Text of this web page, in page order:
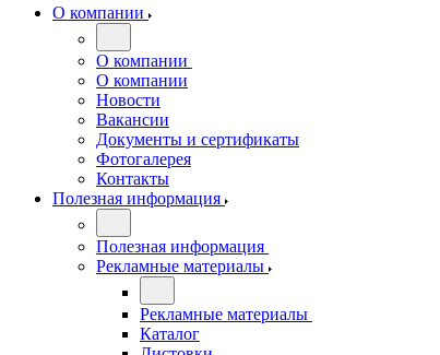
О компании
О компании
О компании
Новости
Вакансии
Документы и сертификаты
Фотогалерея
Контакты
Полезная информация
Полезная информация
Рекламные материалы
Рекламные материалы
Каталог